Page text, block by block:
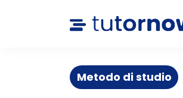
Metodo di studio